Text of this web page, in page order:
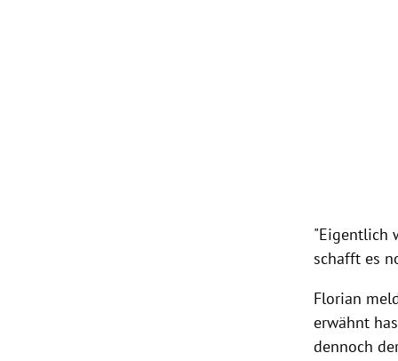
"Eigentlich
schafft es
Florian
erwähnt
dennoch